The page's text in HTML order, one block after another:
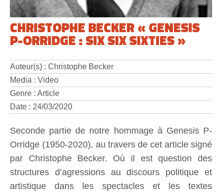
CHRISTOPHE BECKER « GENESIS
P-ORRIDGE : SIX SIX SIXTIES »
Auteur(s) : Christophe Becker
Media : Video
Genre : Article
Date : 24/03/2020
Seconde partie de notre hommage à Genesis P-
Orridge (1950-2020), au travers de cet article signé
par Christophe Becker. Où il est question des
structures d’agressions au discours politique et
artistique dans les spectacles et les textes